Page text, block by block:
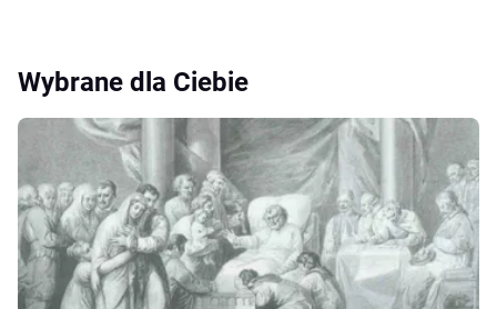
Wybrane dla Ciebie